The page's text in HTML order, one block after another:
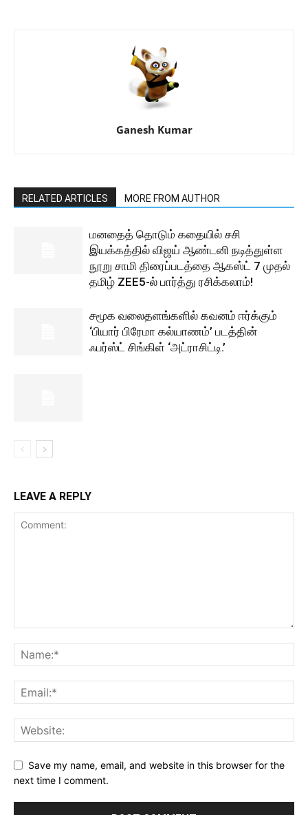
Ganesh Kumar
RELATED ARTICLES MORE FROM AUTHOR
மனதைத் தொடும் கதையில் சசி
இயக்கத்தில் விஜய் ஆண்டனி நடித்துள்ள
நூறு சாமி திரைப்படத்தை ஆகஸ்ட் 7 முதல்
தமிழ் ZEE5-ல் பார்த்து ரசிக்கலாம்!
சமூக வலைதளங்களில் கவனம் ஈர்க்கும்
‘பியார் பிரேமா கல்யாணம்’ படத்தின்
ஃபர்ஸ்ட் சிங்கிள் ‘அட்ராசிட்டி.’
LEAVE A REPLY
Save my name, email, and website in this browser for the
next time I comment.